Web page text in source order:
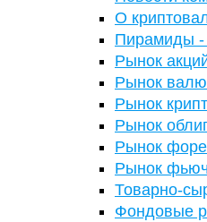
О
Пирамиды
Рынок
Рынок
Рынок
Рынок
Рынок
Рынок
Товарно-
Фондовые